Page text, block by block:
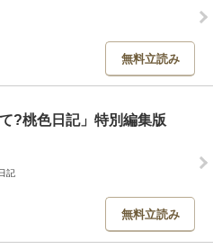
無料立読み
?桃色日記」特別編集版
記
無料立読み